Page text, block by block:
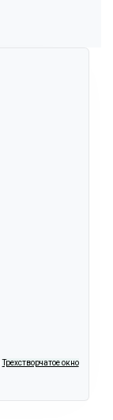
Трехстворчатое окно